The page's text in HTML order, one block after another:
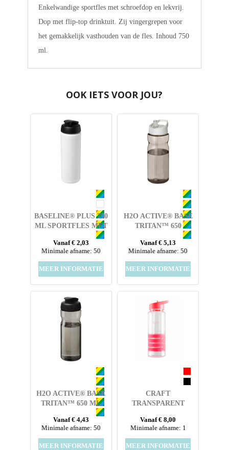
Enkelwandige sportfles met schroefdop en lekvrij.
Dop met flip-top drinktuit. Zij vingergrepen voor
het gemakkelijk vasthouden van de fles. Inhoud 750
ml.
OOK IETS VOOR JOU?
BASELINE® PLUS 750
ML SPORTFLES MET
FLIPCAPDEKSEL
Vanaf € 2,03
Minimale afname: 50
MEER INFORMATIE
H2O ACTIVE® BASE
TRITAN™ 650
MLSPORTFLES MET
TUITDEKSEL
Vanaf € 5,13
Minimale afname: 50
MEER INFORMATIE
H2O ACTIVE® BASE
TRITAN™ 650 ML
SPORTFLES MET
KLAPDEKSEL
Vanaf € 4,43
Minimale afname: 50
MEER INFORMATIE
CRAFT
TRANSPARENT
Vanaf € 8,00
Minimale afname: 1
MEER INFORMATIE